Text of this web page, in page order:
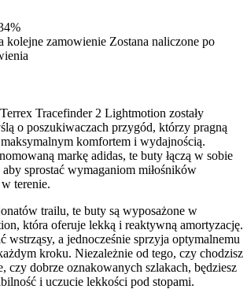
kolejne zamowienie Zostana naliczone po
Tracefinder 2 Lightmotion zostały
o poszukiwaczach przygód, którzy pragną
komfortem i wydajnością.
markę adidas, te buty łączą w sobie
sprostać wymaganiom miłośników
terenie.
trailu, te buty są wyposażone w
która oferuje lekką i reaktywną amortyzację.
wstrząsy, a jednocześnie sprzyja optymalnemu
kroku. Niezależnie od tego, czy chodzisz
czy dobrze oznakowanych szlakach, będziesz
i uczucie lekkości pod stopami.